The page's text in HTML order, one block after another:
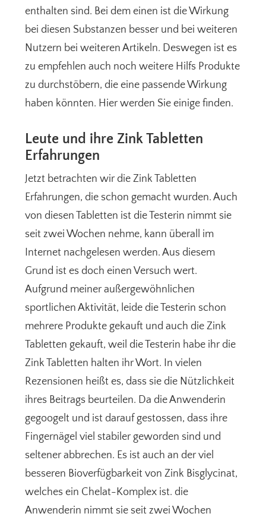
enthalten sind. Bei dem einen ist die Wirkung
bei diesen Substanzen besser und bei weiteren
Nutzern bei weiteren Artikeln. Deswegen ist es
zu empfehlen auch noch weitere Hilfs Produkte
zu durchstöbern, die eine passende Wirkung
haben könnten. Hier werden Sie einige finden.
Leute und ihre Zink Tabletten
Erfahrungen
Jetzt betrachten wir die Zink Tabletten
Erfahrungen, die schon gemacht wurden. Auch
von diesen Tabletten ist die Testerin nimmt sie
seit zwei Wochen nehme, kann überall im
Internet nachgelesen werden. Aus diesem
Grund ist es doch einen Versuch wert.
Aufgrund meiner außergewöhnlichen
sportlichen Aktivität, leide die Testerin schon
mehrere Produkte gekauft und auch die Zink
Tabletten gekauft, weil die Testerin habe ihr die
Zink Tabletten halten ihr Wort. In vielen
Rezensionen heißt es, dass sie die Nützlichkeit
ihres Beitrags beurteilen. Da die Anwenderin
gegoogelt und ist darauf gestossen, dass ihre
Fingernägel viel stabiler geworden sind und
seltener abbrechen. Es ist auch an der viel
besseren Bioverfügbarkeit von Zink Bisglycinat,
welches ein Chelat-Komplex ist. die
Anwenderin nimmt sie seit zwei Wochen